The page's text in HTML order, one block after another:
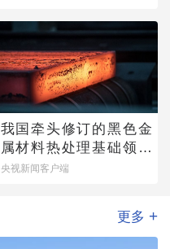
我国牵头修订的黑色金
属材料热处理基础领域
国际标准发布
央视新闻客户端
更多 +